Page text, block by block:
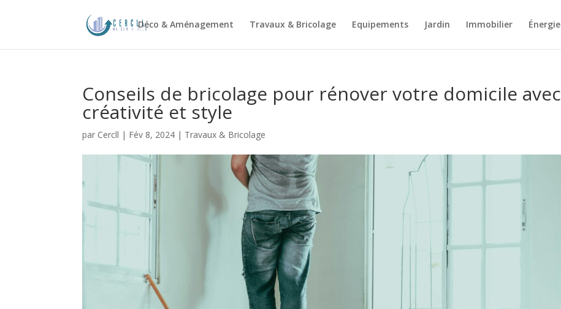
Déco & Aménagement Travaux & Bricolage Equipements Jardin Immobilier Énergie
Conseils de bricolage pour rénover votre domicile avec
créativité et style
par Cercll | Fév 8, 2024 | Travaux & Bricolage